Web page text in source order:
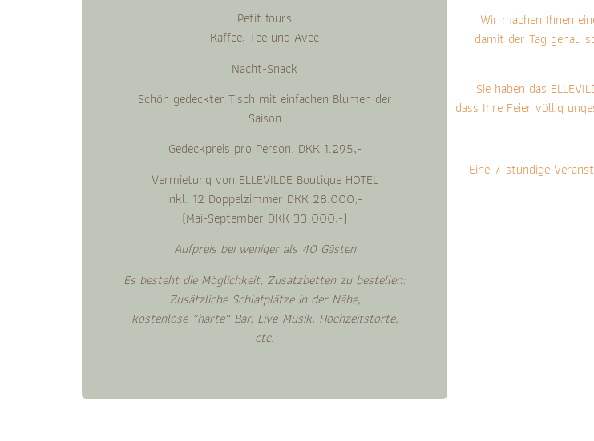
Petit fours
Kaffee, Tee und Avec
Nacht-Snack
Schön gedeckter Tisch mit einfachen Blumen der
Saison
Gedeckpreis pro Person. DKK 1.295,-
Vermietung von ELLEVILDE Boutique HOTEL
inkl. 12 Doppelzimmer DKK 28.000,-
(Mai-September DKK 33.000,-)
Aufpreis bei weniger als 40 Gästen
Es besteht die Möglichkeit, Zusatzbetten zu bestellen:
Zusätzliche Schlafplätze in der Nähe,
kostenlose „harte“ Bar, Live-Musik, Hochzeitstorte,
etc.
Wir machen Ihnen
damit der Tag genau
Sie haben das
dass Ihre Feier völlig
Eine 7-stündige